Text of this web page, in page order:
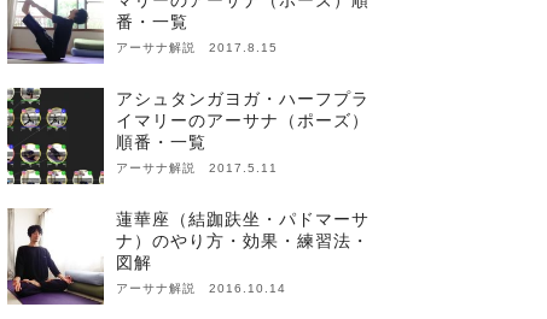
番・一覧
アーサナ解説 2017.8.15
アシュタンガヨガ・ハーフプラ
イマリーのアーサナ（ポーズ）
順番・一覧
アーサナ解説 2017.5.11
蓮華座（結跏趺坐・パドマーサ
ナ）のやり方・効果・練習法・
図解
アーサナ解説 2016.10.14